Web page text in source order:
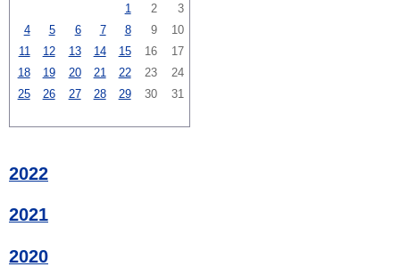
1
2
3
4
5 6 7 8 9
10
11
12 13 14 15 16
17
18
19 20 21 22 23
24
25
26 27 28 29 30 31
2022
2021
2020